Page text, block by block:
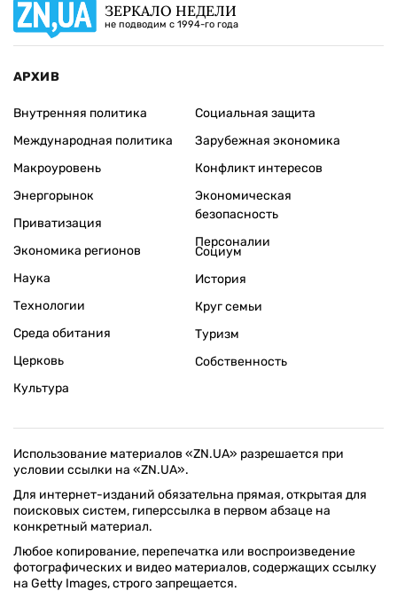
ЗЕРКАЛО НЕДЕЛИ
не подводим с 1994-го года
АРХИВ
Внутренняя политика
Международная политика
Макроуровень
Энергорынок
Приватизация
Экономика регионов
Социальная защита
Зарубежная экономика
Конфликт интересов
Экономическая
безопасность
Персоналии
Наука
Технологии
Среда обитания
Церковь
Культура
Социум
История
Круг семьи
Туризм
Собственность
Использование материалов «ZN.UA» разрешается при
условии ссылки на «ZN.UA».
Для интернет-изданий обязательна прямая, открытая для
поисковых систем, гиперссылка в первом абзаце на
конкретный материал.
Любое копирование, перепечатка или воспроизведение
фотографических и видео материалов, содержащих ссылку
на Getty Images, строго запрещается.